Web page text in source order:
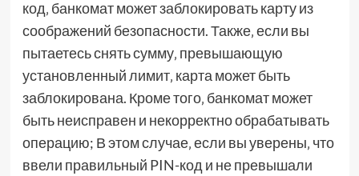
код‚ банкомат может заблокировать карту из
соображений безопасности. Также‚ если вы
пытаетесь снять сумму‚ превышающую
установленный лимит‚ карта может быть
заблокирована. Кроме того‚ банкомат может
быть неисправен и некорректно обрабатывать
операцию; В этом случае‚ если вы уверены‚ что
ввели правильный PIN-код и не превышали